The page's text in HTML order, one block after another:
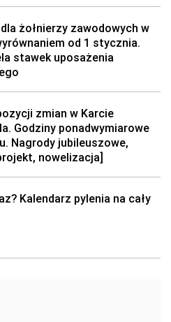
żołnierzy zawodowych w
od 1 stycznia.
stawek uposażenia
zmian w Karcie
Godziny ponadwymiarowe
Nagrody jubileuszowe,
nowelizacja]
Kalendarz pylenia na cały